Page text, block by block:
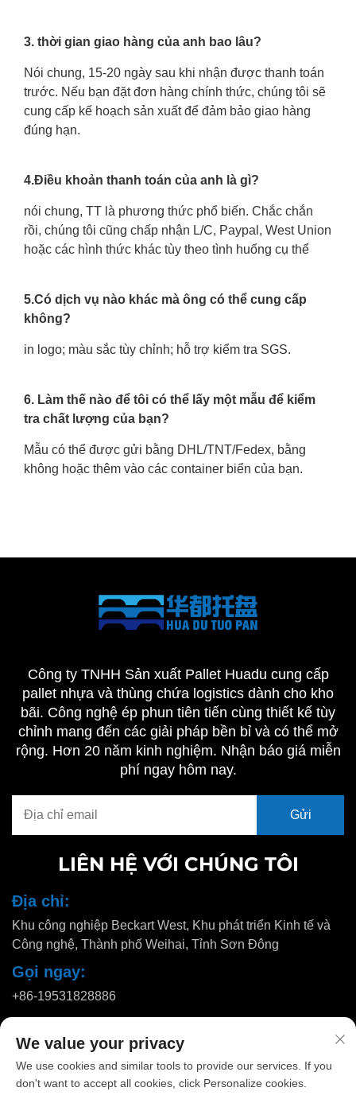
3. thời gian giao hàng của anh bao lâu?
Nói chung, 15-20 ngày sau khi nhận được thanh toán
trước. Nếu bạn đặt đơn hàng chính thức, chúng tôi sẽ
cung cấp kế hoạch sản xuất để đảm bảo giao hàng
đúng hạn.
4.Điều khoản thanh toán của anh là gì?
nói chung, TT là phương thức phổ biến. Chắc chắn
rồi, chúng tôi cũng chấp nhận L/C, Paypal, West Union
hoặc các hình thức khác tùy theo tình huống cụ thể
5.Có dịch vụ nào khác mà ông có thể cung cấp
không?
in logo; màu sắc tùy chỉnh; hỗ trợ kiểm tra SGS.
6. Làm thế nào để tôi có thể lấy một mẫu để kiểm
tra chất lượng của bạn?
Mẫu có thể được gửi bằng DHL/TNT/Fedex, bằng
không hoặc thêm vào các container biển của bạn.
Công ty TNHH Sản xuất Pallet Huadu cung cấp
pallet nhựa và thùng chứa logistics dành cho kho
bãi. Công nghệ ép phun tiên tiến cùng thiết kế tùy
chỉnh mang đến các giải pháp bền bỉ và có thể mở
rộng. Hơn 20 năm kinh nghiệm. Nhận báo giá miễn
phí ngay hôm nay.
LIÊN HỆ VỚI CHÚNG TÔI
Địa chỉ:
Khu công nghiệp Beckart West, Khu phát triển Kinh tế và
Công nghệ, Thành phố Weihai, Tỉnh Sơn Đông
Gọi ngay:
+86-19531828886
[email protected]
We value your privacy
We use cookies and similar tools to provide our services. If you
don't want to accept all cookies, click Personalize cookies.